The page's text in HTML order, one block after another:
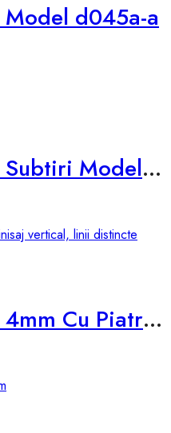
d045a-a
Verighete Aur Alb Subtiri Model d678-a
Verighete Aur Alb 4mm Cu Piatra D045-A